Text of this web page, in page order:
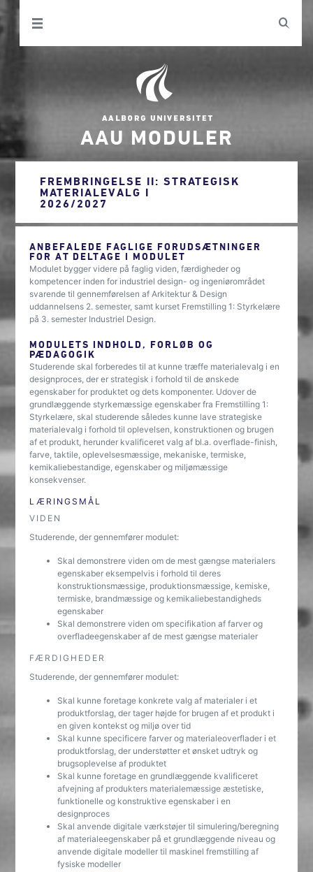
AAU MODULER
FREMBRINGELSE II: STRATEGISK
MATERIALEVALG I
2026/2027
ANBEFALEDE FAGLIGE FORUDSÆTNINGER
FOR AT DELTAGE I MODULET
Modulet bygger videre på faglig viden, færdigheder og
kompetencer inden for industriel design- og ingeniørområdet
svarende til gennemførelsen af Arkitektur & Design
uddannelsens 2. semester, samt kurset Fremstilling 1: Styrkelære
på 3. semester Industriel Design.
MODULETS INDHOLD, FORLØB OG
PÆDAGOGIK
Studerende skal forberedes til at kunne træffe materialevalg i en
designproces, der er strategisk i forhold til de ønskede
egenskaber for produktet og dets komponenter. Udover de
grundlæggende styrkemæssige egenskaber fra Fremstilling 1:
Styrkelære, skal studerende således kunne lave strategiske
materialevalg i forhold til oplevelsen, konstruktionen og brugen
af et produkt, herunder kvalificeret valg af bl.a. overflade-finish,
farve, taktile, oplevelsesmæssige, mekaniske, termiske,
kemikaliebestandige, egenskaber og miljømæssige
konsekvenser.
LÆRINGSMÅL
VIDEN
Studerende, der gennemfører modulet:
Skal demonstrere viden om de mest gængse materialers
egenskaber eksempelvis i forhold til deres
konstruktionsmæssige, produktionsmæssige, kemiske,
termiske, brandmæssige og kemikaliebestandigheds
egenskaber
Skal demonstrere viden om specifikation af farver og
overfladeegenskaber af de mest gængse materialer
FÆRDIGHEDER
Studerende, der gennemfører modulet:
Skal kunne foretage konkrete valg af materialer i et
produktforslag, der tager højde for brugen af et produkt i
en given kontekst og miljø over tid
Skal kunne specificere farver og materialeoverflader i et
produktforslag, der understøtter et ønsket udtryk og
brugsoplevelse af produktet
Skal kunne foretage en grundlæggende kvalificeret
afvejning af produkters materialemæssige æstetiske,
funktionelle og konstruktive egenskaber i en
designproces
Skal anvende digitale værkstøjer til simulering/beregning
af materialeegenskaber på et grundlæggende niveau og
anvende digitale modeller til maskinel fremstilling af
fysiske modeller